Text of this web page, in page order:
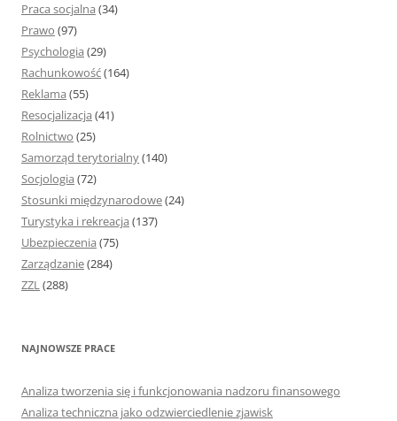
Praca socjalna (34)
Prawo (97)
Psychologia (29)
Rachunkowość(164)
Reklama (55)
Resocjalizacja (41)
Rolnictwo (25)
Samorząd terytorialny(140)
Socjologia (72)
Stosunki międzynarodowe(24)
Turystyka i rekreacja (137)
Ubezpieczenia (75)
Zarządzanie(284)
ZZL(288)
NAJNOWSZE PRACE
Analiza tworzenia się i funkcjonowania nadzoru finansowego
Analiza techniczna jako odzwierciedlenie zjawisk